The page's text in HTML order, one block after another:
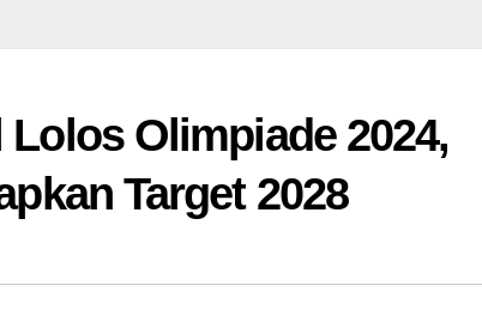
Olimpiade 2024,
Target 2028